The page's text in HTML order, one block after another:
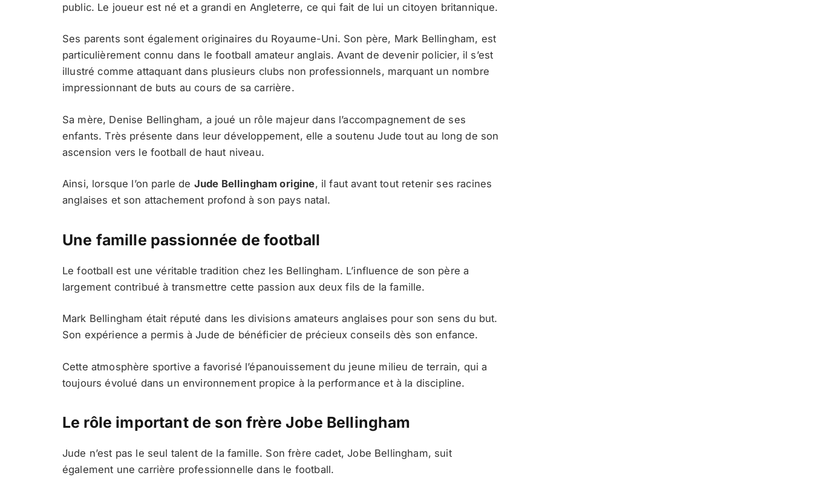
public. Le joueur est né et a grandi en Angleterre, ce qui fait de lui un citoyen britannique.
Ses parents sont également originaires du Royaume-Uni. Son père, Mark Bellingham, est
particulièrement connu dans le football amateur anglais. Avant de devenir policier, il s’est
illustré comme attaquant dans plusieurs clubs non professionnels, marquant un nombre
impressionnant de buts au cours de sa carrière.
Sa mère, Denise Bellingham, a joué un rôle majeur dans l’accompagnement de ses
enfants. Très présente dans leur développement, elle a soutenu Jude tout au long de son
ascension vers le football de haut niveau.
Ainsi, lorsque l’on parle de Jude Bellingham origine, il faut avant tout retenir ses racines
anglaises et son attachement profond à son pays natal.
Une famille passionnée de football
Le football est une véritable tradition chez les Bellingham. L’influence de son père a
largement contribué à transmettre cette passion aux deux fils de la famille.
Mark Bellingham était réputé dans les divisions amateurs anglaises pour son sens du but.
Son expérience a permis à Jude de bénéficier de précieux conseils dès son enfance.
Cette atmosphère sportive a favorisé l’épanouissement du jeune milieu de terrain, qui a
toujours évolué dans un environnement propice à la performance et à la discipline.
Le rôle important de son frère Jobe Bellingham
Jude n’est pas le seul talent de la famille. Son frère cadet, Jobe Bellingham, suit
également une carrière professionnelle dans le football.